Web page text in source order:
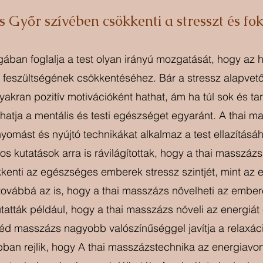
Győr szívében csökkenti a stresszt és
foglalja a test olyan irányú mozgatását, hogy az
csökkentéséhez. Bár a stressz
pozitív motivációként hathat, ám ha túl sok és
a mentális és testi egészséget egyaránt. A thai
és nyújtó technikákat alkalmaz a test
kutatások arra is rávilágítottak, hogy a thai
az egészséges emberek stressz szintjét, mint az
az is, hogy a thai masszázs növelheti az
például, hogy a thai masszázs növeli az
masszázs nagyobb valószínűséggel javítja a
rejlik, hogy A thai masszázstechnika az